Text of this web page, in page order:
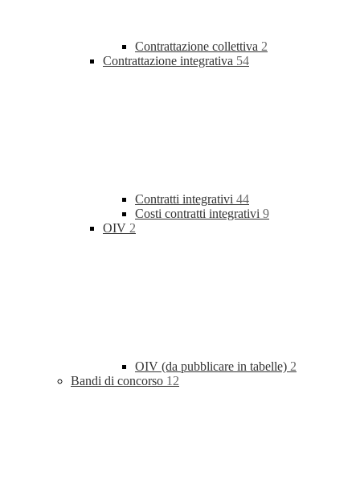
Contrattazione collettiva 2
Contrattazione integrativa 54
Contratti integrativi 44
Costi contratti integrativi 9
OIV 2
OIV (da pubblicare in tabelle) 2
Bandi di concorso 12